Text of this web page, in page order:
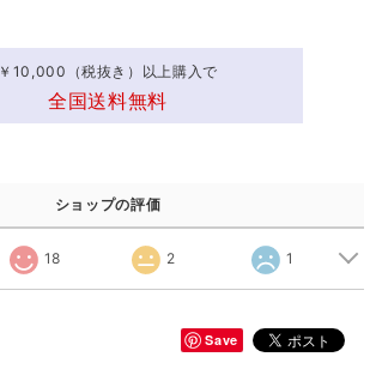
￥10,000（税抜き）以上購入で
全国送料無料
ショップの評価
18 2 1
Save